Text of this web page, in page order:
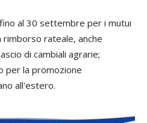
al 30 settembre per i mutui
rateale, anche
di cambiali agrarie;
per la promozione
all'estero.